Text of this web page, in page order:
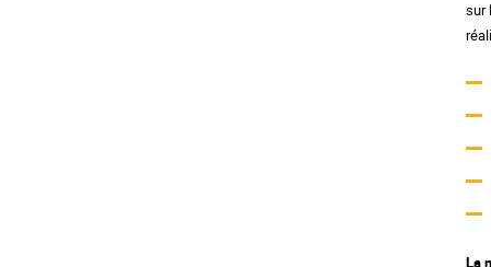
sur
La